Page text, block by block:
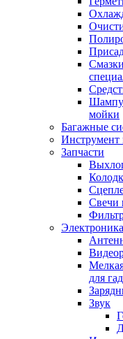
мойки
Багажные
Инструмент
Запчасти
Свечи
Электроника
для
Звук